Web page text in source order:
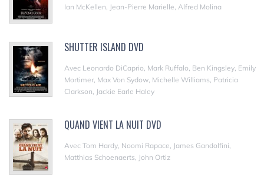
Ian McKellen, Jean-Pierre Marielle, Alfred Molina
SHUTTER ISLAND DVD
Avec Leonardo DiCaprio, Mark Ruffalo, Ben Kingsley, Emily
Mortimer, Max Von Sydow, Michelle Williams, Patricia
Clarkson, Jackie Earle Haley
QUAND VIENT LA NUIT DVD
Avec Tom Hardy, Noomi Rapace, James Gandolfini,
Matthias Schoenaerts, John Ortiz